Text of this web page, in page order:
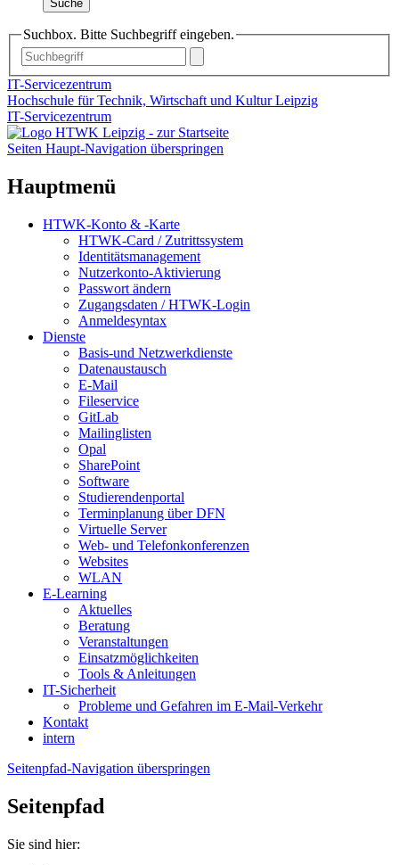
Suche
Suchbox. Bitte Suchbegriff eingeben.
IT-Servicezentrum
Hochschule für Technik, Wirtschaft und Kultur Leipzig
IT-Servicezentrum
Seiten Haupt-Navigation überspringen
Hauptmenü
HTWK-Konto & -Karte
HTWK-Card / Zutrittssystem
Identitätsmanagement
Nutzerkonto-Aktivierung
Passwort ändern
Zugangsdaten / HTWK-Login
Anmeldesyntax
Dienste
Basis-und Netzwerkdienste
Datenaustausch
E-Mail
Fileservice
GitLab
Mailinglisten
Opal
SharePoint
Software
Studierendenportal
Terminplanung über DFN
Virtuelle Server
Web- und Telefonkonferenzen
Websites
WLAN
E-Learning
Aktuelles
Beratung
Veranstaltungen
Einsatzmöglichkeiten
Tools & Anleitungen
IT-Sicherheit
Probleme und Gefahren im E-Mail-Verkehr
Kontakt
intern
Seitenpfad-Navigation überspringen
Seitenpfad
Sie sind hier: